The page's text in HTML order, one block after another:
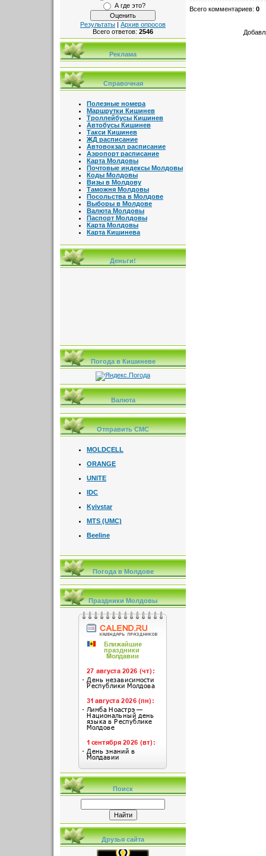
А где это?
Результаты | Архив опросов
Всего ответов: 2546
Реклама
Справочная
Полезные номера
Маршрутки Кишинев
Троллейбусы Кишинев
Автобусы Кишинев
Такси Кишинев
ЖД расписание
Автовокзал расписание
Аэропорт расписание
Карта Молдовы
Почтовые индексы Молдовы
Коды Молдовы
Визы в Молдову
Таможня Молдовы
Посольства в Молдове
Выборы в Молдове
Валюта Молдовы
Паспорт Молдовы
Карта Молдовы
Карта Кишинева
Деньги!
Погода в Кишиневе
Валюта
Отправить СМС
MOLDCELL
ORANGE
UNITE
IDC
Kyivstar
MTS (UMC)
Beeline
Погода в Молдове
Праздники Молдовы
Поиск
Друзья сайта
Всего комментариев: 0